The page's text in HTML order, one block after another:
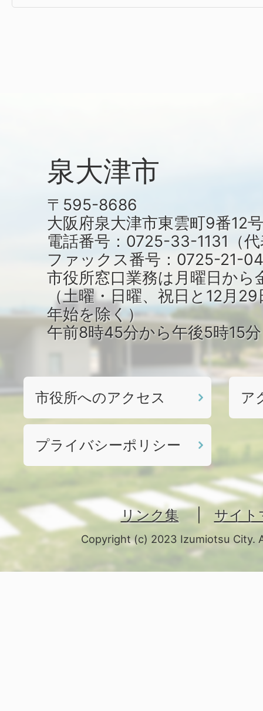
泉大津市
〒595-8686
大阪府泉大津市東雲町9番12号
電話番号：0725-33-1131（
ファックス番号：0725-21-
市役所窓口業務は月曜日から
（土曜・日曜、祝日と12月
年始を除く）
午前8時45分から午後5時15
市役所へのアクセス ア
プライバシーポリシー
リンク集 サイト
Copyright (c) 2023 Izumiotsu City.